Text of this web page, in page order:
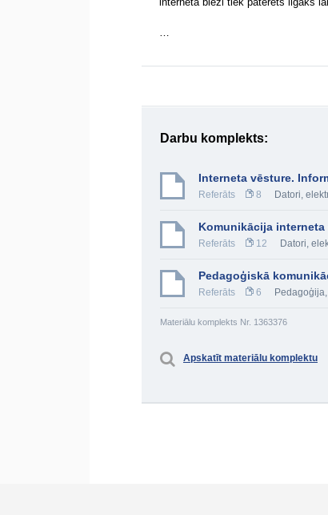
…
Darbu komplekts:
Interneta vēsture.
Referāts 8 Datori,
Komunikācija
Referāts 12 Datori,
Pedagoģiskā
Referāts 6 Pedagoģija,
Materiālu komplekts Nr. 1363376
Apskatīt materiālu komplektu